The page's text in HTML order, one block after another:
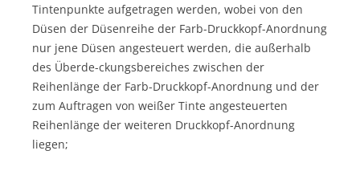
Tintenpunkte aufgetragen werden, wobei von den
Düsen der Düsenreihe der Farb-Druckkopf-Anordnung
nur jene Düsen angesteuert werden, die außerhalb
des Überde-ckungsbereiches zwischen der
Reihenlänge der Farb-Druckkopf-Anordnung und der
zum Auftragen von weißer Tinte angesteuerten
Reihenlänge der weiteren Druckkopf-Anordnung
liegen;